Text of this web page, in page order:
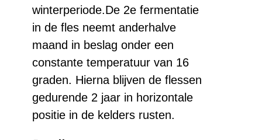
winterperiode.De 2e fermentatie
in de fles neemt anderhalve
maand in beslag onder een
constante temperatuur van 16
graden. Hierna blijven de flessen
gedurende 2 jaar in horizontale
positie in de kelders rusten.